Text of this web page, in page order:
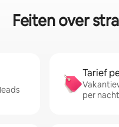
Feiten over
Tarief
per